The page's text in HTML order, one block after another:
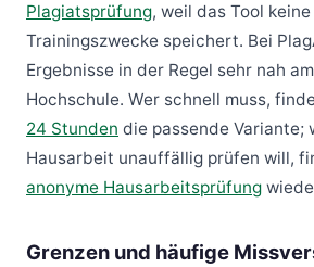
Plagiatsprüfung, weil das Tool
Trainingszwecke speichert. Bei
Ergebnisse in der Regel sehr nah
Hochschule. Wer schnell muss,
24 Stunden die passende Variante;
Hausarbeit unauffällig prüfen will,
anonyme Hausarbeitsprüfung
Grenzen und häufige